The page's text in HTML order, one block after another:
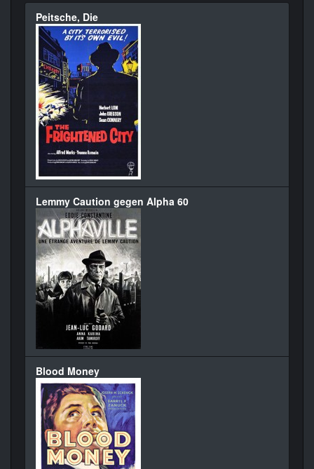
Peitsche, Die
Lemmy Caution gegen Alpha 60
Blood Money